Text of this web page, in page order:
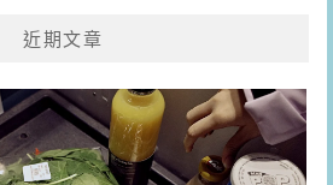
近期文章